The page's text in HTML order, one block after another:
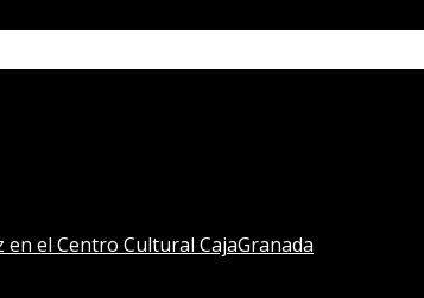
en el Centro Cultural CajaGranada